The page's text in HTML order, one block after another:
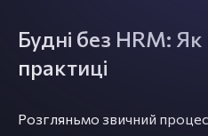
Будні без HRM:
практиці
Розгляньмо звичний